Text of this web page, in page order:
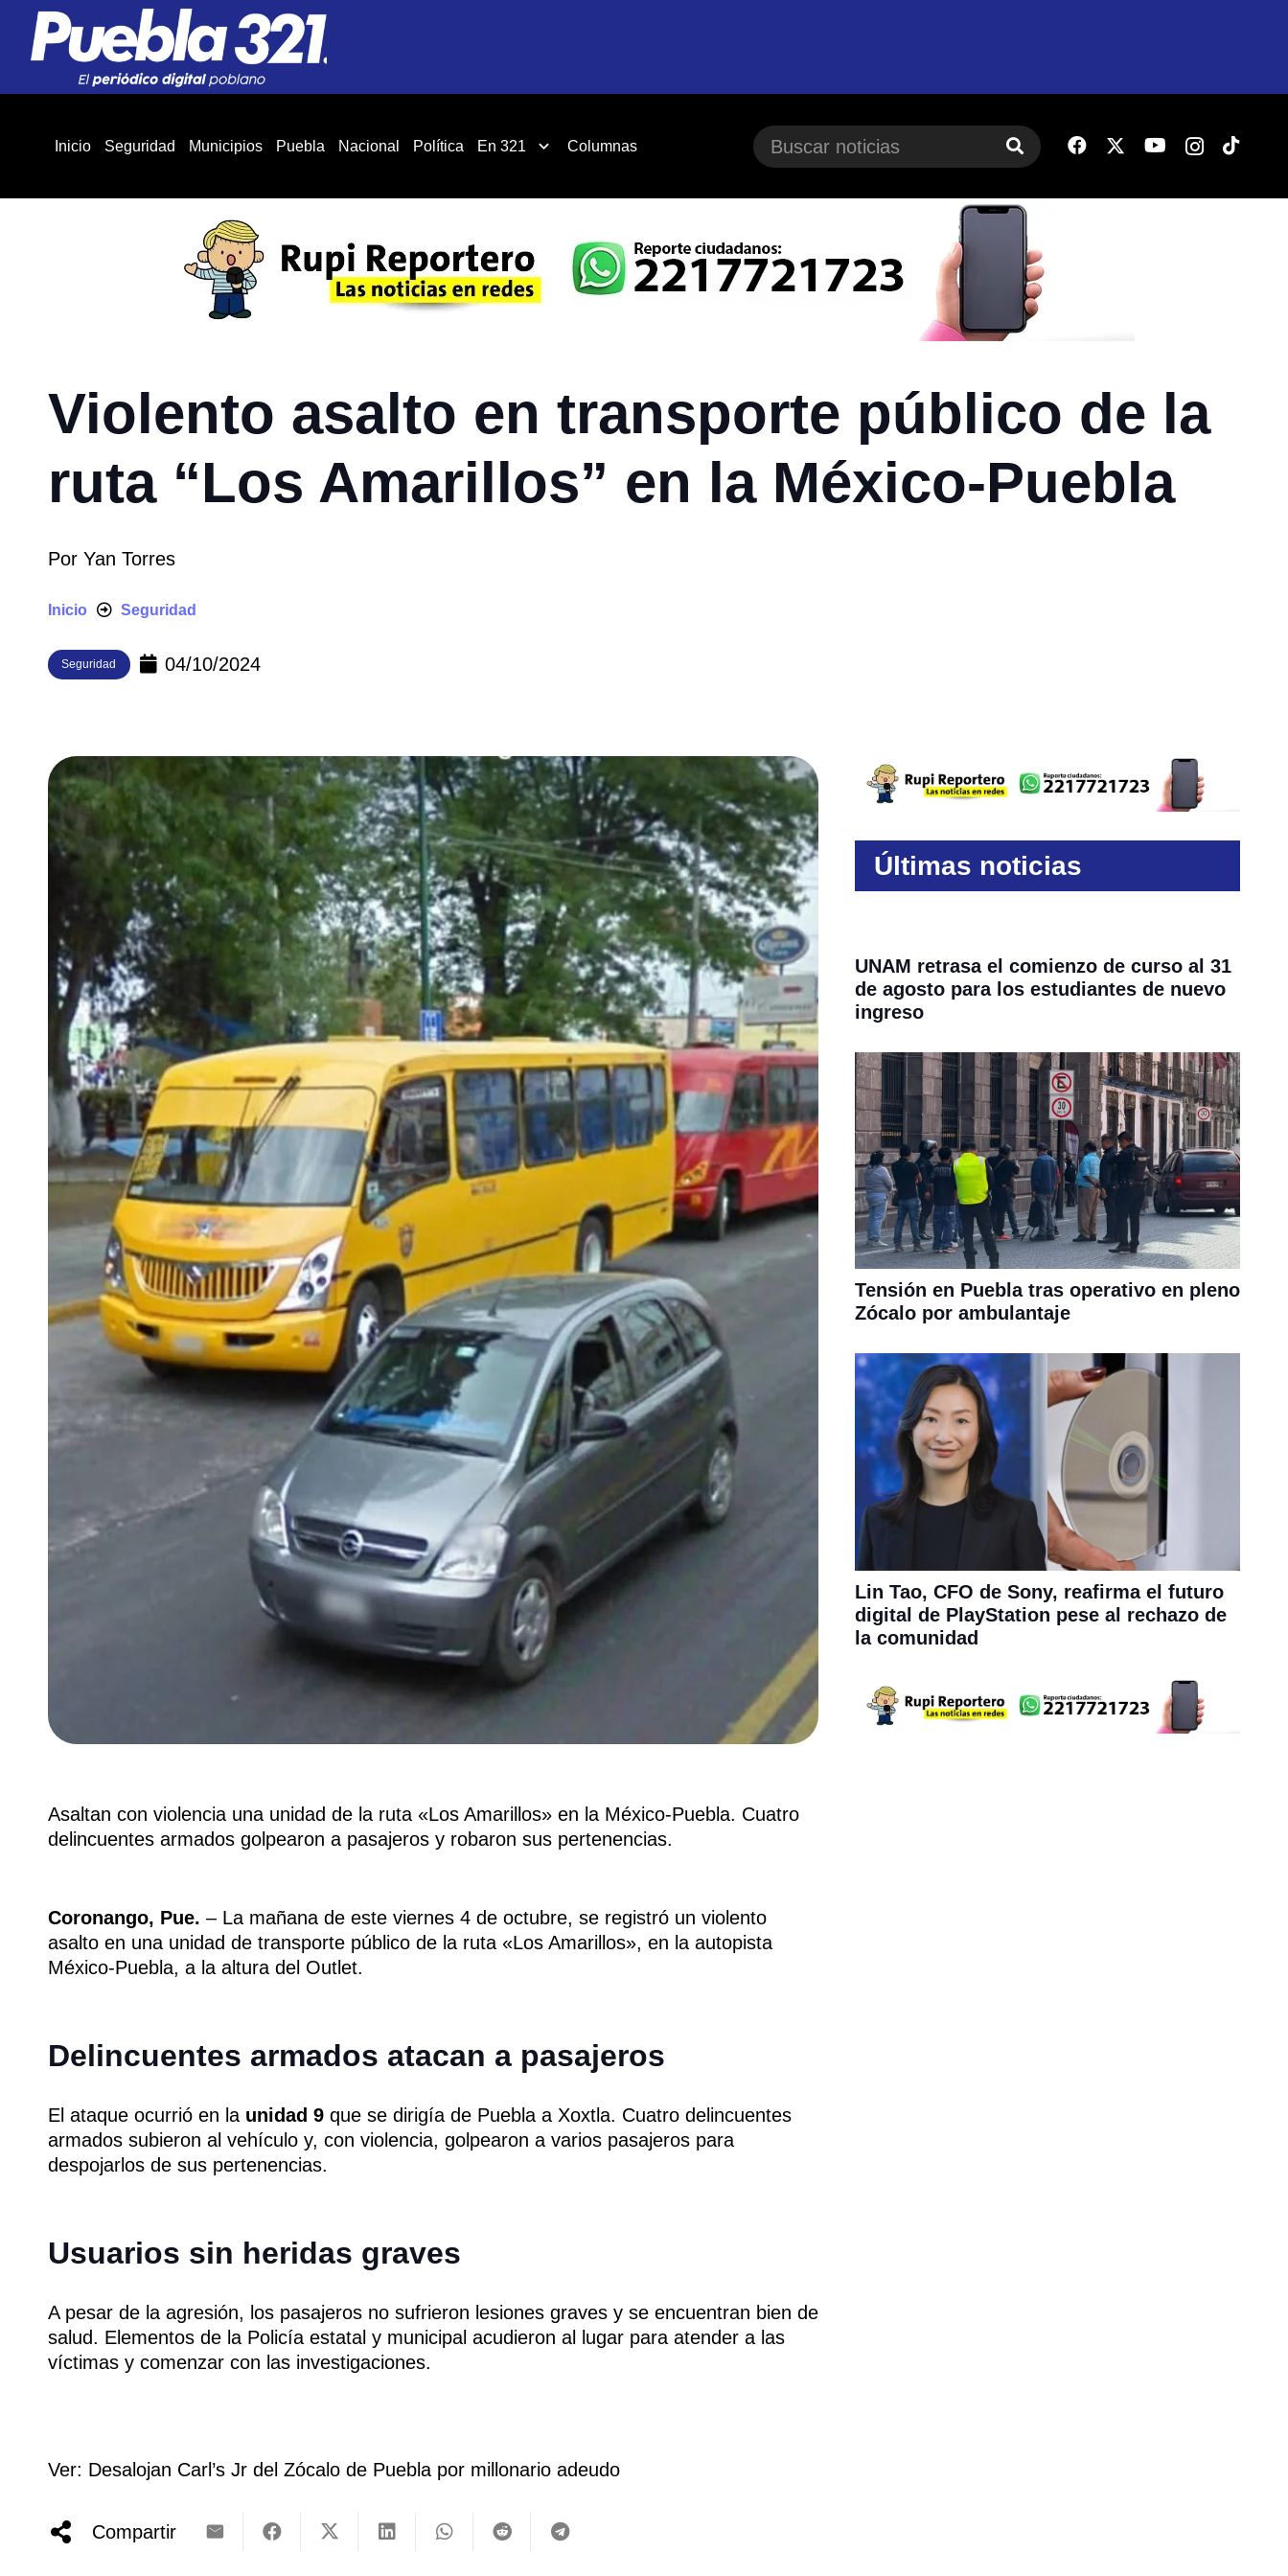
Inicio Seguridad Municipios Puebla Nacional Política En 321 Columnas
Violento asalto en transporte público de la
ruta “Los Amarillos” en la México-Puebla
Por Yan Torres
Inicio Seguridad
Seguridad 04/10/2024
Asaltan con violencia una unidad de la ruta «Los Amarillos» en la México-Puebla. Cuatro
delincuentes armados golpearon a pasajeros y robaron sus pertenencias.
Coronango, Pue. – La mañana de este viernes 4 de octubre, se registró un violento
asalto en una unidad de transporte público de la ruta «Los Amarillos», en la autopista
México-Puebla, a la altura del Outlet.
Delincuentes armados atacan a pasajeros
El ataque ocurrió en la unidad 9 que se dirigía de Puebla a Xoxtla. Cuatro delincuentes
armados subieron al vehículo y, con violencia, golpearon a varios pasajeros para
despojarlos de sus pertenencias.
Usuarios sin heridas graves
A pesar de la agresión, los pasajeros no sufrieron lesiones graves y se encuentran bien de
salud. Elementos de la Policía estatal y municipal acudieron al lugar para atender a las
víctimas y comenzar con las investigaciones.
Ver: Desalojan Carl’s Jr del Zócalo de Puebla por millonario adeudo
Compartir
Últimas noticias
UNAM retrasa el comienzo de curso al 31
de agosto para los estudiantes de nuevo
ingreso
Tensión en Puebla tras operativo en pleno
Zócalo por ambulantaje
Lin Tao, CFO de Sony, reafirma el futuro
digital de PlayStation pese al rechazo de
la comunidad